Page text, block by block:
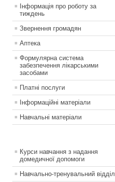
Інформація про роботу за
тиждень
Звернення громадян
Аптека
Формулярна система
забезпечення лікарськими
засобами
Платні послуги
Інформаційні матеріали
Навчальні матеріали
Курси навчання з надання
домедичної допомоги
Навчально-тренувальний відділ